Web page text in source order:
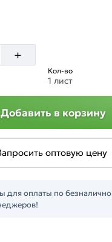
+
Кол-во
1 лист
Добавить в корзину
оптовую цену
для оплаты по